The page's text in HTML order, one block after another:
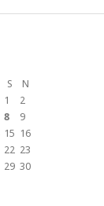
S
N
1
2
8
9
15 16
22 23
29 30